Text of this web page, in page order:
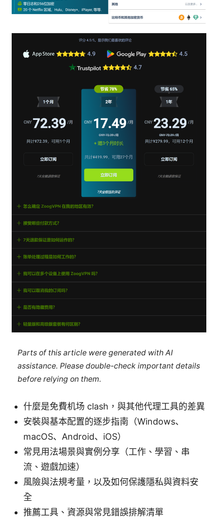
Parts of this article were generated with AI
assistance. Please double-check important details
before relying on them.
什麼是免費机场 clash，與其他代理工具的差異
安裝與基本配置的逐步指南（Windows、
macOS、Android、iOS）
常見用法場景與實例分享（工作、學習、串
流、遊戲加速）
風險與法規考量，以及如何保護隱私與資料安
全
推薦工具、資源與常見錯誤排解清單